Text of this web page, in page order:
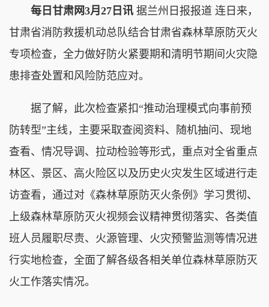
每日甘肃网3月27日讯 据兰州日报报道 连日来，
甘肃省消防救援机动总队结合甘肃省森林草原防灭火
专项检查，全力做好防火紧要期和清明节期间火灾隐
患排查处置和风险防范应对。
据了解，此次检查紧扣“推动治理模式向事前预
防转型”主线，主要采取查阅资料、随机抽问、现地
查看、情况导调、拉动检验等形式，重点对全省重点
林区、景区、高火险区以及历史火灾发生区域进行走
访查看，通过对《森林草原防灭火条例》学习贯彻、
上级森林草原防灭火视频会议精神贯彻落实、各类值
班人员履职尽责、火源管理、火灾预警监测等情况进
行实地检查，全面了解各级各相关单位森林草原防灭
火工作落实情况。